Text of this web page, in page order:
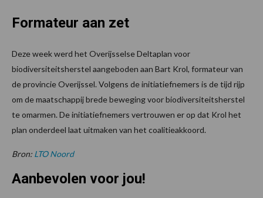
Formateur aan zet
Deze week werd het Overijsselse Deltaplan voor
biodiversiteitsherstel aangeboden aan Bart Krol, formateur van
de provincie Overijssel. Volgens de initiatiefnemers is de tijd rijp
om de maatschappij brede beweging voor biodiversiteitsherstel
te omarmen. De initiatiefnemers vertrouwen er op dat Krol het
plan onderdeel laat uitmaken van het coalitieakkoord.
Bron: LTO Noord
Aanbevolen voor jou!